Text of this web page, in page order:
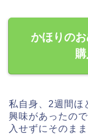
かほりの
私自身、2週間ほ
興味があったの
入せずにそのま